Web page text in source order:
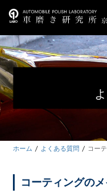
ホーム よくある質問 コー
コーティングの